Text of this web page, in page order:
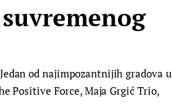
od najimpozantnijih gradova u
Positive Force, Maja Grgić Trio,